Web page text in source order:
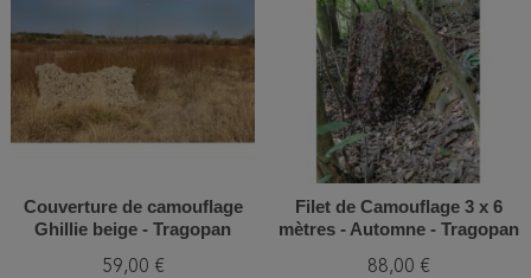
Couverture de camouflage
Ghillie beige - Tragopan
59,00 €
Filet de Camouflage 3 x 6
mètres - Automne - Tragopan
88,00 €